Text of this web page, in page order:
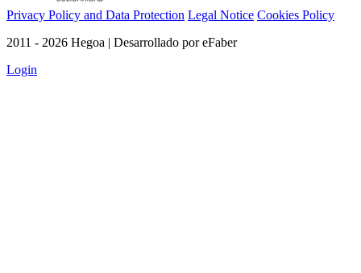
Privacy Policy and Data Protection Legal Notice Cookies Policy
2011 - 2026 Hegoa | Desarrollado por eFaber
Login